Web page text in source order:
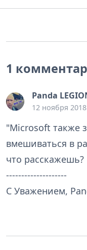
1
Panda
12 ноября
"Microsoft также
вмешиваться в
что расскажешь?
--------------------
С Уважением,